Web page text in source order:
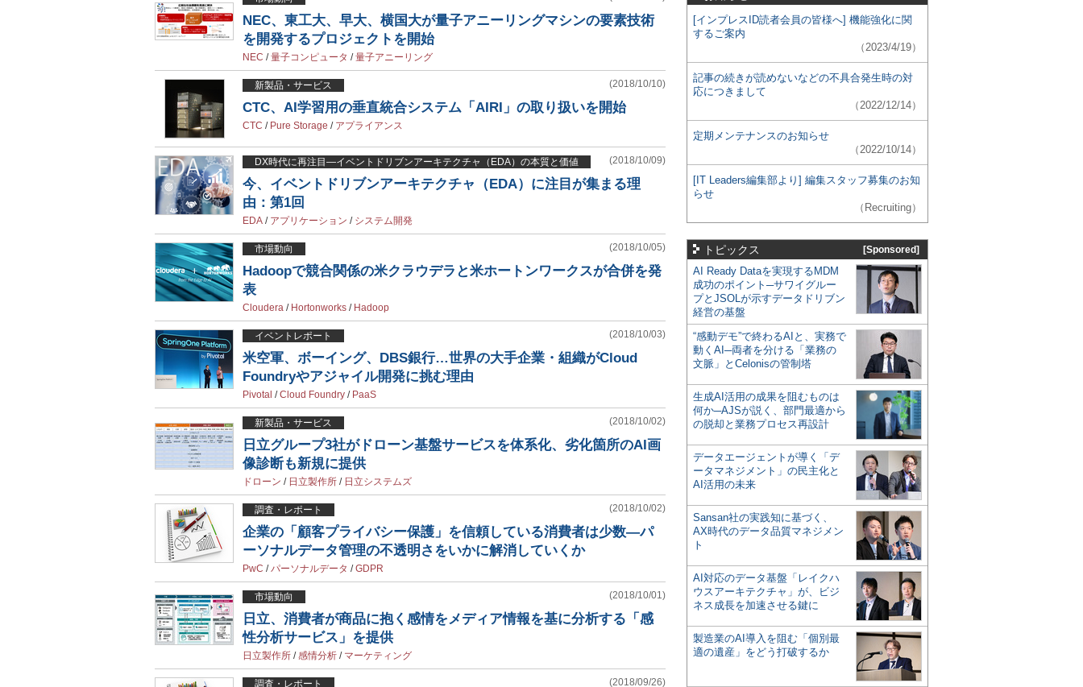
NEC、東工大、早大、横国大が量子アニーリングマシンの要素技術
を開発するプロジェクトを開始
NEC /量子コンピュータ /量子アニーリング
新製品・サービス (2018/10/10)
CTC、AI学習用の垂直統合システム「AIRI」の取り扱いを開始
CTC / Pure Storage / アプライアンス
DX時代に再注目―イベントドリブンアーキテクチャ（EDA）の本質と価値 (2018/10/09)
今、イベントドリブンアーキテクチャ（EDA）に注目が集まる理
由：第1回
EDA / アプリケーション / システム開発
市場動向 (2018/10/05)
Hadoopで競合関係の米クラウデラと米ホートンワークスが合併を発
表
Cloudera / Hortonworks / Hadoop
イベントレポート (2018/10/03)
米空軍、ボーイング、DBS銀行…世界の大手企業・組織がCloud
Foundryやアジャイル開発に挑む理由
Pivotal /Cloud Foundry / PaaS
新製品・サービス (2018/10/02)
日立グループ3社がドローン基盤サービスを体系化、劣化箇所のAI画
像診断も新規に提供
ドローン / 日立製作所 / 日立システムズ
調査・レポート (2018/10/02)
企業の「顧客プライバシー保護」を信頼している消費者は少数―パ
ーソナルデータ管理の不透明さをいかに解消していくか
PwC /パーソナルデータ /GDPR
市場動向 (2018/10/01)
日立、消費者が商品に抱く感情をメディア情報を基に分析する「感
性分析サービス」を提供
日立製作所 /感情分析 / マーケティング
調査・レポート (2018/09/26)
[インプレスID読者会員の皆様へ] 機能強化に関
するご案内
（2023/4/19）
記事の続きが読めないなどの不具合発生時の対
応につきまして
（2022/12/14）
定期メンテナンスのお知らせ
（2022/10/14）
[IT Leaders編集部より] 編集スタッフ募集のお知
らせ
（Recruiting）
トピックス [Sponsored]
AI Ready Dataを実現するMDM
成功のポイント─サワイグルー
プとJSOLが示すデータドリブン
経営の基盤
“感動デモ”で終わるAIと、実務で
動くAI─両者を分ける「業務の
文脈」とCelonisの管制塔
生成AI活用の成果を阻むものは
何か─AJSが説く、部門最適から
の脱却と業務プロセス再設計
データエージェントが導く「デ
ータマネジメント」の民主化と
AI活用の未来
Sansan社の実践知に基づく、
AX時代のデータ品質マネジメン
ト
AI対応のデータ基盤「レイクハ
ウスアーキテクチャ」が、ビジ
ネス成長を加速させる鍵に
製造業のAI導入を阻む「個別最
適の遺産」をどう打破するか